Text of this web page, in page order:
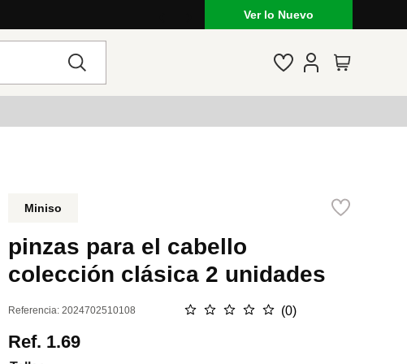
Ver lo Nuevo
Miniso
pinzas para el cabello
colección clásica 2 unidades
Referencia:2024702510108 ☆ ☆ ☆ ☆ ☆ (0)
Ref. 1.69